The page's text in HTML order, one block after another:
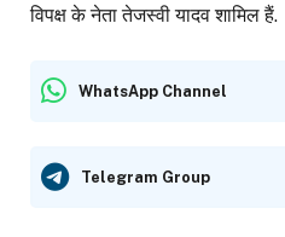
विपक्ष के नेता तेजस्वी यादव शामिल हैं.
WhatsApp Channel
Telegram Group